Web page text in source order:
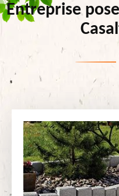
Entreprise